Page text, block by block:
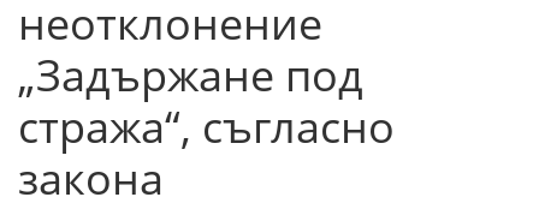
неотклонение
„Задържане под
стража“, съгласно
закона